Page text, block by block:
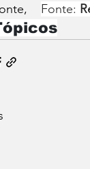
Fonte: